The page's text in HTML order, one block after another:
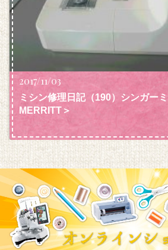
2017/11/03
ミシン修理日記（190）シンガ
MERRITT＞